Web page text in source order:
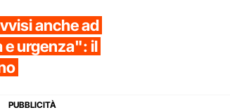
anche ad
urgenza": il